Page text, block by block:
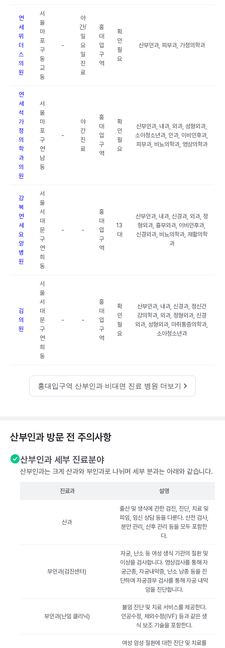
연
세
위
더
스
의
원
서
울
마
포
구
동
교
동
-
야
간/
일
요
일
진
료
홍
대
입
구
역
확
인
필
요
산부인과, 피부과, 가정의학과
연
세
석
가
정
의
학
과
의
원
서
울
마
포
구
연
남
동
-
야
간
진
료
홍
대
입
구
역
확
인
필
요
산부인과, 내과, 외과, 성형외과,
소아청소년과, 안과, 이비인후과,
피부과, 비뇨의학과, 영상의학과
강
북
연
세
요
양
병
원
서
울
서
대
문
구
연
희
동
- -
홍
대
입
구
역
13
대
산부인과, 내과, 신경과, 외과, 정
형외과, 흉부외과, 이비인후과,
신경외과, 비뇨의학과, 재활의학
과
김
의
원
서
울
서
대
문
구
연
희
동
- -
홍
대
입
구
역
확
인
필
요
산부인과, 내과, 신경과, 정신건
강의학과, 외과, 정형외과, 신경
외과, 성형외과, 마취통증의학과,
소아청소년과
홍대입구역 산부인과 비대면 진료 병원 더보기
산부인과 방문 전 주의사항
산부인과 세부 진료분야
산부인과는 크게 산과와 부인과로 나뉘며 세부 분과는 아래와 같습니다.
진료과 설명
산과
출산 및 생식에 관한 검진, 진단, 치료 및
피임, 임신 상담 등을 다룬다. 산전 검사,
분만 관리, 산후 관리 등을 모두 포함한
다.
부인과(검진센터)
자궁, 난소 등 여성 생식 기관의 질환 및
이상을 검사합니다. 영상검사를 통해 자
궁근종, 자궁내막증, 난소 낭종 등을 진
단하며 자궁경부 검사를 통해 자궁 내막
암을 진단합니다.
부인과(난임 클리닉)
불임 진단 및 치료 서비스를 제공한다.
인공수정, 체외수정(IVF) 등과 같은 생
식 보조 기술을 포함한다.
여성 암성 질환에 대한 진단 및 치료를